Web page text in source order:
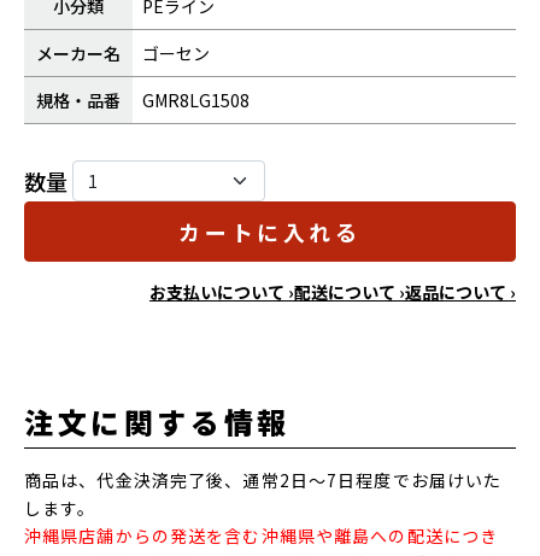
小分類
PEライン
メーカー名
ゴーセン
規格・品番
GMR8LG1508
数量
カートに入れる
お支払いについて ›配送について ›返品について ›
注文に関する情報
商品は、代金決済完了後、通常2日～7日程度でお届けいた
します。
沖縄県店舗からの発送を含む沖縄県や離島への配送につき